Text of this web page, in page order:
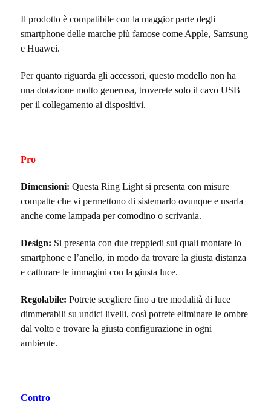
Il prodotto è compatibile con la maggior parte degli
smartphone delle marche più famose come Apple, Samsung
e Huawei.
Per quanto riguarda gli accessori, questo modello non ha
una dotazione molto generosa, troverete solo il cavo USB
per il collegamento ai dispositivi.
Pro
Dimensioni: Questa Ring Light si presenta con misure
compatte che vi permettono di sistemarlo ovunque e usarla
anche come lampada per comodino o scrivania.
Design: Si presenta con due treppiedi sui quali montare lo
smartphone e l’anello, in modo da trovare la giusta distanza
e catturare le immagini con la giusta luce.
Regolabile: Potrete scegliere fino a tre modalità di luce
dimmerabili su undici livelli, così potrete eliminare le ombre
dal volto e trovare la giusta configurazione in ogni
ambiente.
Contro